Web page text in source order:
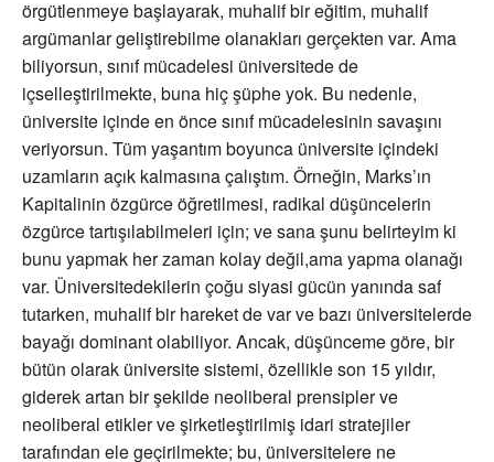
örgütlenmeye başlayarak, muhalif bir eğitim, muhalif
argümanlar geliştirebilme olanakları gerçekten var. Ama
biliyorsun, sınıf mücadelesi üniversitede de
içselleştirilmekte, buna hiç şüphe yok. Bu nedenle,
üniversite içinde en önce sınıf mücadelesinin savaşını
veriyorsun. Tüm yaşantım boyunca üniversite içindeki
uzamların açık kalmasına çalıştım. Örneğin, Marks’ın
Kapitalinin özgürce öğretilmesi, radikal düşüncelerin
özgürce tartışılabilmeleri için; ve sana şunu belirteyim ki
bunu yapmak her zaman kolay değil,ama yapma olanağı
var. Üniversitedekilerin çoğu siyasi gücün yanında saf
tutarken, muhalif bir hareket de var ve bazı üniversitelerde
bayağı dominant olabiliyor. Ancak, düşünceme göre, bir
bütün olarak üniversite sistemi, özellikle son 15 yıldır,
giderek artan bir şekilde neoliberal prensipler ve
neoliberal etikler ve şirketleştirilmiş idari stratejiler
tarafından ele geçirilmekte; bu, üniversitelere ne